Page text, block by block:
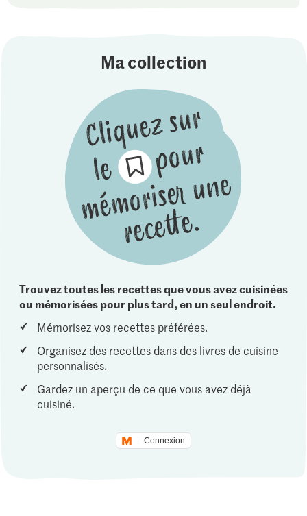
Ma collection
Trouvez toutes les recettes que vous avez cuisinées
ou mémorisées pour plus tard, en un seul endroit.
Mémorisez vos recettes préférées.
Organisez des recettes dans des livres de cuisine
personnalisés.
Gardez un aperçu de ce que vous avez déjà
cuisiné.
Connexion